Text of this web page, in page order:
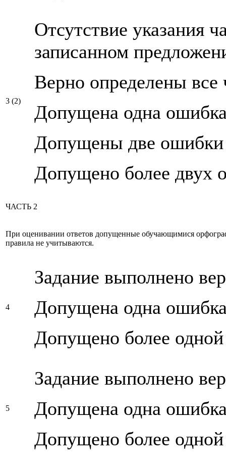
3 (2)
Отсутствие указания
записанном
Верно определены все
Допущена одна
Допущены две ошибки
Допущено более двух
ЧАСТЬ 2
При оценивании ответов допущенные обучающимися
правила не учитываются.
4
Задание выполнено
Допущена одна
Допущено более
5
Задание выполнено
Допущена одна
Допущено более